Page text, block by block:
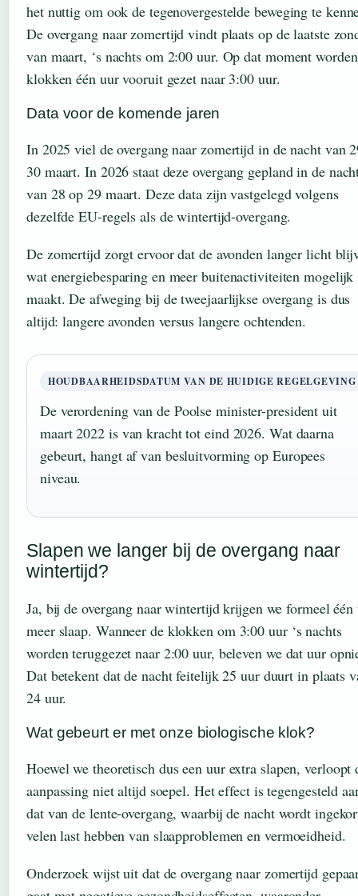
het nuttig om ook de tegenovergestelde beweging te
De overgang naar zomertijd vindt plaats op de laatste
van maart, ‘s nachts om 2:00 uur. Op dat moment
klokken één uur vooruit gezet naar 3:00 uur.
Data voor de komende jaren
In 2025 viel de overgang naar zomertijd in de nacht van
30 maart. In 2026 staat deze overgang gepland in de
van 28 op 29 maart. Deze data zijn vastgelegd volgens
dezelfde EU-regels als de wintertijd-overgang.
De zomertijd zorgt ervoor dat de avonden langer licht
wat energiebesparing en meer buitenactiviteiten mogelijk
maakt. De afweging bij de tweejaarlijkse overgang is dus
altijd: langere avonden versus langere ochtenden.
HOUDBAARHEIDSDATUM VAN DE HUIDIGE REGELGEVING
De verordening van de Poolse minister-president uit
maart 2022 is van kracht tot eind 2026. Wat daarna
gebeurt, hangt af van besluitvorming op Europees
niveau.
Slapen we langer bij de overgang naar
wintertijd?
Ja, bij de overgang naar wintertijd krijgen we formeel één
meer slaap. Wanneer de klokken om 3:00 uur ‘s nachts
worden teruggezet naar 2:00 uur, beleven we dat uur
Dat betekent dat de nacht feitelijk 25 uur duurt in plaats
24 uur.
Wat gebeurt er met onze biologische klok?
Hoewel we theoretisch dus een uur extra slapen, verloopt
aanpassing niet altijd soepel. Het effect is tegengesteld
dat van de lente-overgang, waarbij de nacht wordt
velen last hebben van slaapproblemen en vermoeidheid.
Onderzoek wijst uit dat de overgang naar zomertijd